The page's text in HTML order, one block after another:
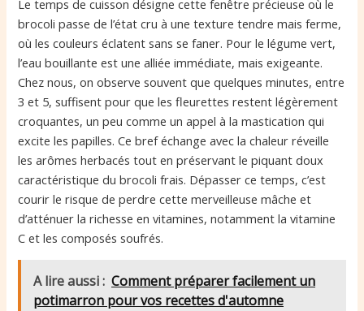
Le temps de cuisson désigne cette fenêtre précieuse où le
brocoli passe de l’état cru à une texture tendre mais ferme,
où les couleurs éclatent sans se faner. Pour le légume vert,
l’eau bouillante est une alliée immédiate, mais exigeante.
Chez nous, on observe souvent que quelques minutes, entre
3 et 5, suffisent pour que les fleurettes restent légèrement
croquantes, un peu comme un appel à la mastication qui
excite les papilles. Ce bref échange avec la chaleur réveille
les arômes herbacés tout en préservant le piquant doux
caractéristique du brocoli frais. Dépasser ce temps, c’est
courir le risque de perdre cette merveilleuse mâche et
d’atténuer la richesse en vitamines, notamment la vitamine
C et les composés soufrés.
A lire aussi : Comment préparer facilement un
potimarron pour vos recettes d'automne